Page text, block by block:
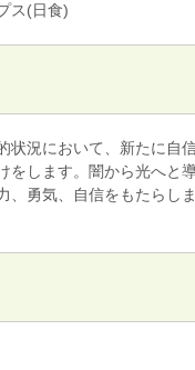
ス(日食)
状況において、新たに自
をします。闇から光へと
、勇気、自信をもたらしま